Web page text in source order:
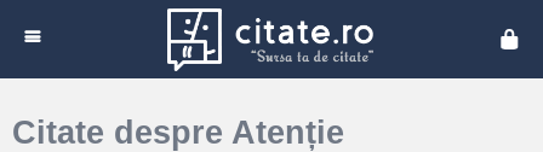
Citate despre Atenție